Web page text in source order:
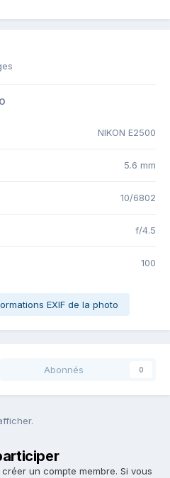
NIKON E2500
5.6 mm
10/6802
f/4.5
100
EXIF de la photo
Abonnés 0
un compte membre. Si vous